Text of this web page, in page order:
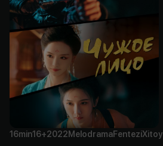
16min16+2022 MelodramaFenteziXitoy